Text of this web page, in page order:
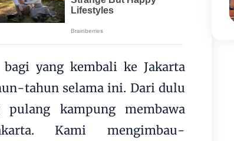
yang kembali ke Jakarta
tahun selama ini. Dari dulu
kampung membawa
Kami mengimbau-